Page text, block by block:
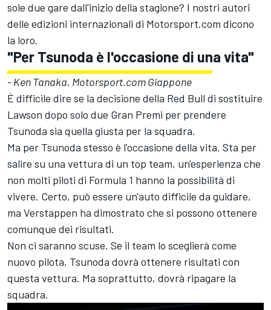
sole due gare dall'inizio della stagione? I nostri autori
delle edizioni internazionali di Motorsport.com dicono
la loro.
"Per Tsunoda è l'occasione di una vita"
- Ken Tanaka, Motorsport.com Giappone
È difficile dire se la decisione della Red Bull di sostituire
Lawson dopo solo due Gran Premi per prendere
Tsunoda sia quella giusta per la squadra.
Ma per Tsunoda stesso è l'occasione della vita. Sta per
salire su una vettura di un top team, un'esperienza che
non molti piloti di Formula 1 hanno la possibilità di
vivere. Certo, può essere un'auto difficile da guidare,
ma Verstappen ha dimostrato che si possono ottenere
comunque dei risultati.
Non ci saranno scuse. Se il team lo sceglierà come
nuovo pilota, Tsunoda dovrà ottenere risultati con
questa vettura. Ma soprattutto, dovrà ripagare la
squadra.